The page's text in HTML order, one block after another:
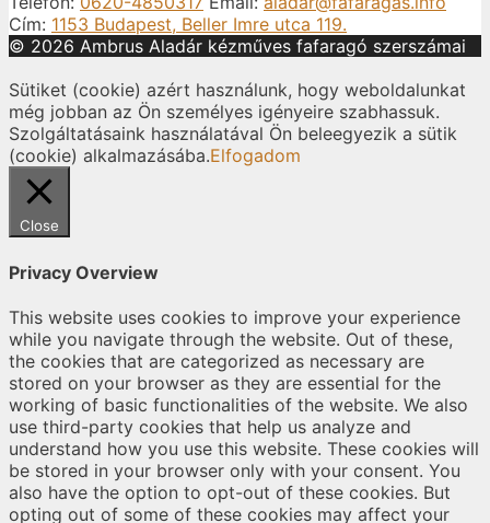
Cím: 1153 Budapest, Beller Imre utca 119.
© 2026 Ambrus Aladár kézműves fafaragó szerszámai
Sütiket (cookie) azért használunk, hogy weboldalunkat
még jobban az Ön személyes igényeire szabhassuk.
Szolgáltatásaink használatával Ön beleegyezik a sütik
(cookie) alkalmazásába.Elfogadom
Close
Privacy Overview
This website uses cookies to improve your experience
while you navigate through the website. Out of these,
the cookies that are categorized as necessary are
stored on your browser as they are essential for the
working of basic functionalities of the website. We also
use third-party cookies that help us analyze and
understand how you use this website. These cookies will
be stored in your browser only with your consent. You
also have the option to opt-out of these cookies. But
opting out of some of these cookies may affect your